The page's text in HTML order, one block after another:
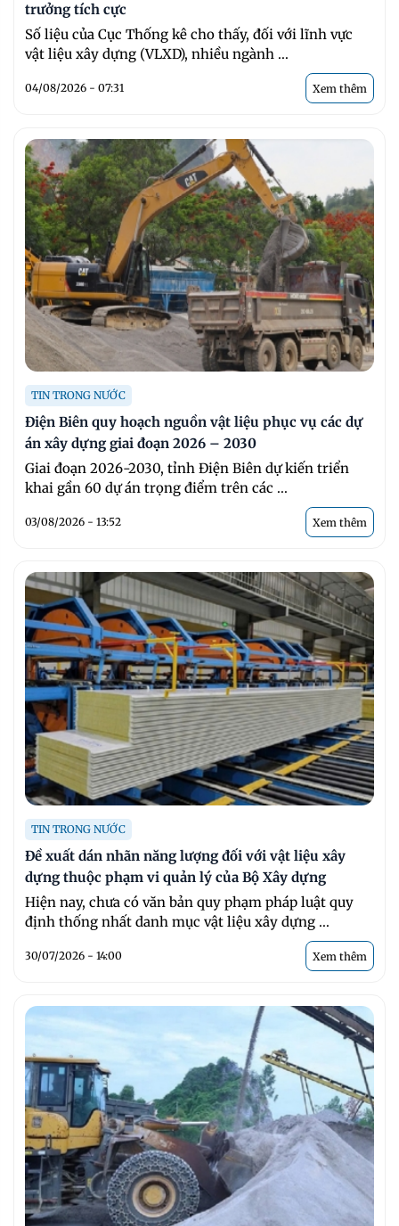
trưởng tích cực
Số liệu của Cục Thống kê cho thấy, đối với lĩnh vực
vật liệu xây dựng (VLXD), nhiều ngành ...
04/08/2026 - 07:31 Xem thêm
TIN TRONG NƯỚC
Điện Biên quy hoạch nguồn vật liệu phục vụ các dự
án xây dựng giai đoạn 2026 – 2030
Giai đoạn 2026-2030, tỉnh Điện Biên dự kiến triển
khai gần 60 dự án trọng điểm trên các ...
03/08/2026 - 13:52 Xem thêm
TIN TRONG NƯỚC
Đề xuất dán nhãn năng lượng đối với vật liệu xây
dựng thuộc phạm vi quản lý của Bộ Xây dựng
Hiện nay, chưa có văn bản quy phạm pháp luật quy
định thống nhất danh mục vật liệu xây dựng ...
30/07/2026 - 14:00 Xem thêm